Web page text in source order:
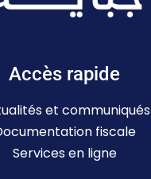
Accès rapide
et communiqués
fiscale
Services en ligne